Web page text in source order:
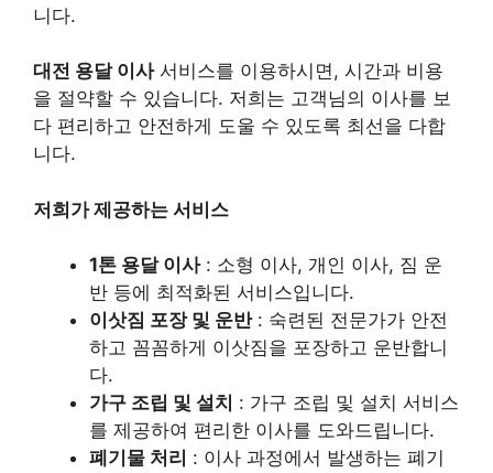
니다.
대전 용달 이사서비스를 이용하시면, 시간과 비용
을 절약할 수 있습니다. 저희는 고객님의 이사를 보
다 편리하고 안전하게 도울 수 있도록 최선을 다합
니다.
저희가 제공하는 서비스
1톤 용달 이사: 소형 이사, 개인 이사, 짐 운
반 등에 최적화된 서비스입니다.
이삿짐 포장 및 운반: 숙련된 전문가가 안전
하고 꼼꼼하게 이삿짐을 포장하고 운반합니
다.
가구 조립 및 설치 : 가구 조립 및 설치 서비스
를 제공하여 편리한 이사를 도와드립니다.
폐기물 처리 : 이사 과정에서 발생하는 폐기